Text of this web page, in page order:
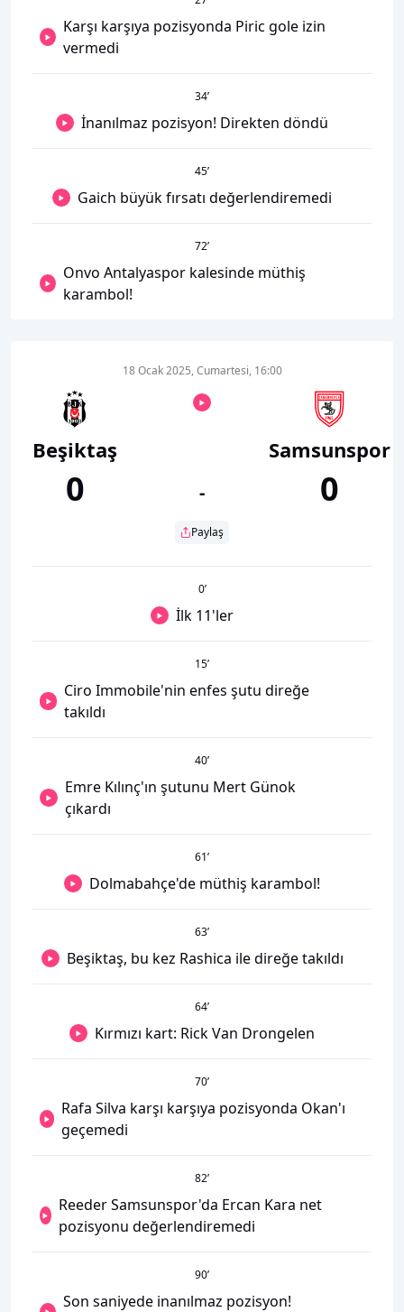
Karşı karşıya pozisyonda Piric gole izin
vermedi
34’
İnanılmaz pozisyon! Direkten döndü
45’
Gaich büyük fırsatı değerlendiremedi
72’
Onvo Antalyaspor kalesinde müthiş
karambol!
Beşiktaş
0
18 Ocak 2025, Cumartesi, 16:00
-
Paylaş
Samsunspor
0
0’
İlk 11'ler
15’
Ciro Immobile'nin enfes şutu direğe
takıldı
40’
Emre Kılınç'ın şutunu Mert Günok
çıkardı
61’
Dolmabahçe'de müthiş karambol!
63’
Beşiktaş, bu kez Rashica ile direğe takıldı
64’
Kırmızı kart: Rick Van Drongelen
70’
Rafa Silva karşı karşıya pozisyonda Okan'ı
geçemedi
82’
Reeder Samsunspor'da Ercan Kara net
pozisyonu değerlendiremedi
90’
Son saniyede inanılmaz pozisyon!